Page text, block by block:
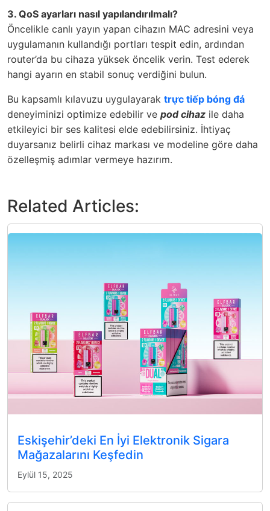
3. QoS ayarları nasıl yapılandırılmalı?
Öncelikle canlı yayın yapan cihazın MAC adresini veya
uygulamanın kullandığı portları tespit edin, ardından
router’da bu cihaza yüksek öncelik verin. Test ederek
hangi ayarın en stabil sonuç verdiğini bulun.
Bu kapsamlı kılavuzu uygulayarak trực tiếp bóng đá
deneyiminizi optimize edebilir ve pod cihaz ile daha
etkileyici bir ses kalitesi elde edebilirsiniz. İhtiyaç
duyarsanız belirli cihaz markası ve modeline göre daha
özelleşmiş adımlar vermeye hazırım.
Related Articles:
Eskişehir’deki En İyi Elektronik Sigara
Mağazalarını Keşfedin
Eylül 15, 2025